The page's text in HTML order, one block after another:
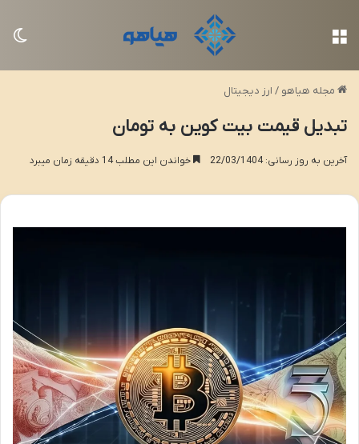
مجله هیاهو / ارز دیجیتال
تبدیل قیمت بیت کوین به تومان
آخرین به روز رسانی: 22/03/1404 خواندن این مطلب 14 دقیقه زمان میبرد